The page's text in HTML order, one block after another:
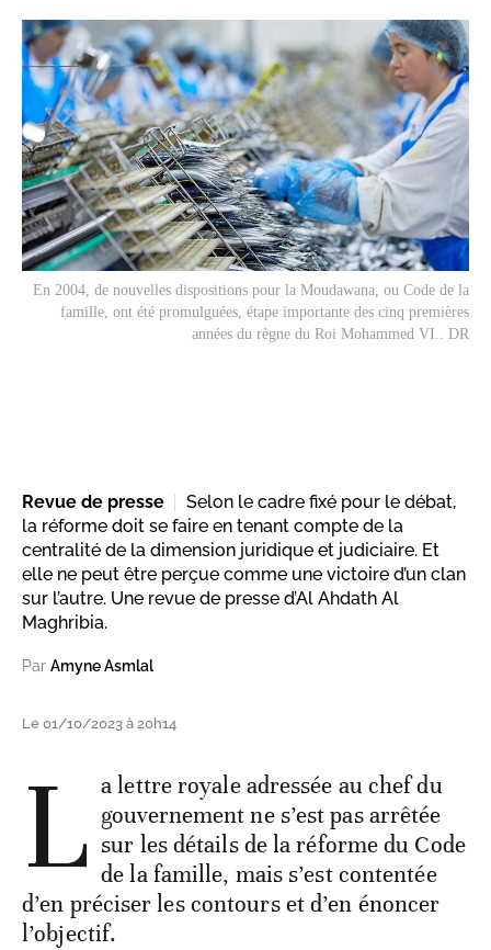
En 2004, de nouvelles dispositions pour la Moudawana, ou Code de la
famille, ont été promulguées, étape importante des cinq premières
années du règne du Roi Mohammed VI.. DR
Revue de presse
Selon le cadre fixé pour le débat,
la réforme doit se faire en tenant compte de la
centralité de la dimension juridique et judiciaire. Et
elle ne peut être perçue comme une victoire d’un clan
sur l’autre. Une revue de presse d’Al Ahdath Al
Maghribia.
Par Amyne Asmlal
Le 01/10/2023 à 20h14
L a lettre royale adressée au chef du
gouvernement ne s’est pas arrêtée
sur les détails de la réforme du Code
de la famille, mais s’est contentée
d’en préciser les contours et d’en énoncer
l’objectif.